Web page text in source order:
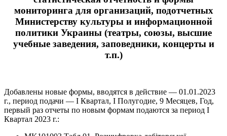
мониторинга для организаций, подотчетных
Министерству культуры и информационной
политики Украины (театры, союзы, высшие
учебные заведения, заповедники, концерты и
т.п.)
Добавлены новые формы, вводятся в действие — 01.01.2023
г., период подачи — І Квартал, І Полугодие, 9 Месяцев, Год,
первый раз отчеты по новым формам подаются за период І
Квартал 2023 г.: